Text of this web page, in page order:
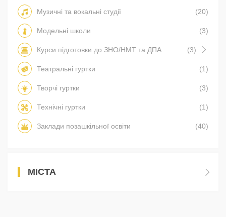
Музичні та вокальні студії (20)
Модельні школи (3)
Курси підготовки до ЗНО/НМТ та ДПА (3)
Театральні гуртки (1)
Творчі гуртки (3)
Технічні гуртки (1)
Заклади позашкільної освіти (40)
МІСТА